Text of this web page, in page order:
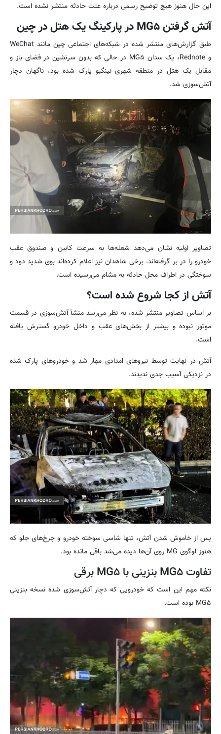
این حال هنوز هیچ توضیح رسمی درباره علت حادثه منتشر نشده است.
آتش گرفتن MG۵ در پارکینگ یک هتل در چین
طبق گزارش‌های منتشر شده در شبکه‌های اجتماعی چین مانند WeChat
و Rednote، یک سدان MG۵ در حالی که بدون سرنشین در فضای باز و
مقابل یک هتل در منطقه شهری نینگبو پارک شده بود، ناگهان دچار
آتش‌سوزی شد.
تصاویر اولیه نشان می‌دهد شعله‌ها به سرعت کابین و صندوق عقب
خودرو را در بر گرفته‌اند. برخی شاهدان نیز اعلام کرده‌اند بوی شدید دود و
سوختگی در اطراف محل حادثه به مشام می‌رسیده است.
آتش از کجا شروع شده است؟
بر اساس تصاویر منتشر شده، به نظر می‌رسد منشأ آتش‌سوزی در قسمت
موتور نبوده و بیشتر از بخش‌های عقب و داخل خودرو گسترش یافته
است.
آتش در نهایت توسط نیروهای امدادی مهار شد و خودروهای پارک شده
در نزدیکی آسیب جدی ندیدند.
پس از خاموش شدن آتش، تنها شاسی سوخته خودرو و چرخ‌های جلو که
هنوز لوگوی MG روی آن‌ها دیده می‌شد باقی مانده بود.
تفاوت MG۵ بنزینی با MG۵ برقی
نکته مهم این است که خودرویی که دچار آتش‌سوزی شده نسخه بنزینی
MG۵ بوده است.